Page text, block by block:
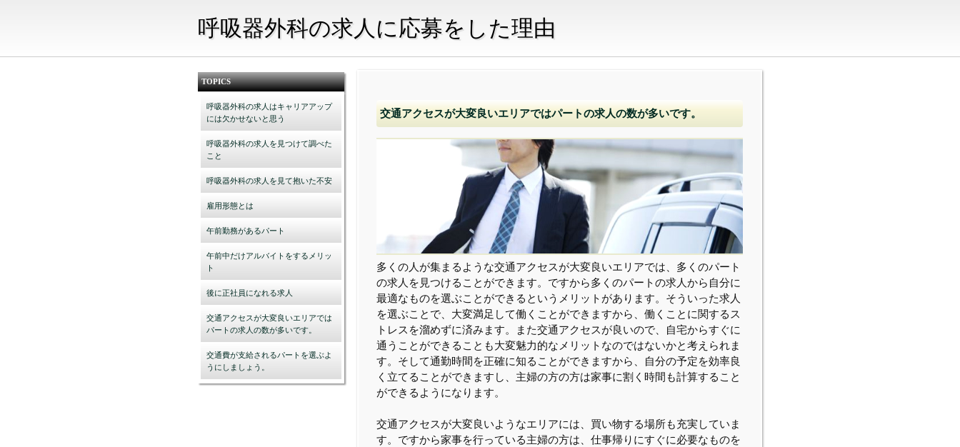
呼吸器外科の求人に応募をした理由
TOPICS
呼吸器外科の求人はキャリアアップ
には欠かせないと思う
呼吸器外科の求人を見つけて調べた
こと
呼吸器外科の求人を見て抱いた不安
雇用形態とは
午前勤務があるパート
午前中だけアルバイトをするメリッ
ト
後に正社員になれる求人
交通アクセスが大変良いエリアでは
パートの求人の数が多いです。
交通費が支給されるパートを選ぶよ
うにしましょう。
交通アクセスが大変良いエリアではパートの求人の数が多いです。
多くの人が集まるような交通アクセスが大変良いエリアでは、多くのパート
の求人を見つけることができます。ですから多くのパートの求人から自分に
最適なものを選ぶことができるというメリットがあります。そういった求人
を選ぶことで、大変満足して働くことができますから、働くことに関するス
トレスを溜めずに済みます。また交通アクセスが良いので、自宅からすぐに
通うことができることも大変魅力的なメリットなのではないかと考えられま
す。そして通勤時間を正確に知ることができますから、自分の予定を効率良
く立てることができますし、主婦の方の方は家事に割く時間も計算すること
ができるようになります。
交通アクセスが大変良いようなエリアには、買い物する場所も充実していま
す。ですから家事を行っている主婦の方は、仕事帰りにすぐに必要なものを